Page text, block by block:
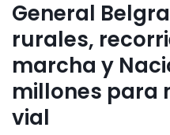
General
rurales,
marcha y
millones para
vial